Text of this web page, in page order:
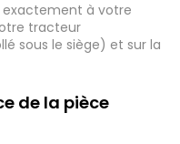
exactement à votre
tracteur
sous le siège) et sur la
de la pièce